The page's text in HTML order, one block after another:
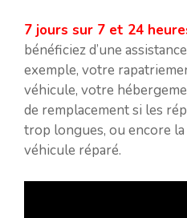
7 jours sur 7 et 24
bénéficiez d’une
exemple, votre
véhicule, votre
de remplacement si les
trop longues, ou encore
véhicule réparé.